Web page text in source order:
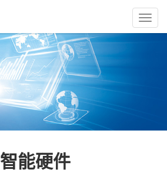
智能硬件